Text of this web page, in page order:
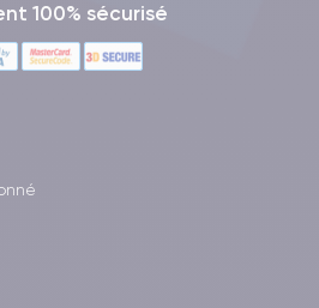
100% sécurisé